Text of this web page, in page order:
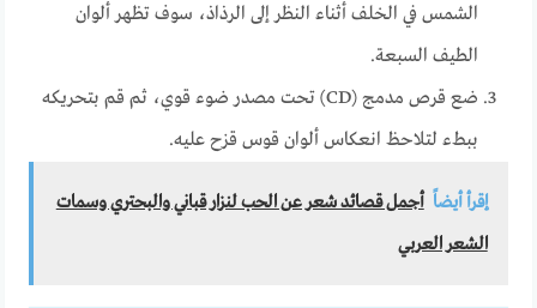
الشمس في الخلف أثناء النظر إلى الرذاذ، سوف تظهر ألوان
الطيف السبعة.
ضع قرص مدمج (CD) تحت مصدر ضوء قوي، ثم قم بتحريكه
ببطء لتلاحظ انعكاس ألوان قوس قزح عليه.
إقرأ أيضاً أجمل قصائد شعر عن الحب لنزار قباني والبحتري وسمات
الشعر العربي